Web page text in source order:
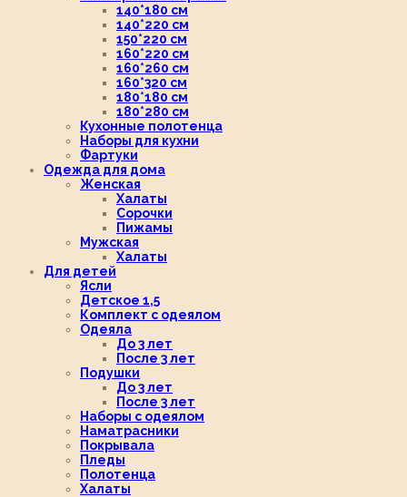
140*180 см
140*220 см
150*220 см
160*220 см
160*260 см
160*320 см
180*180 см
180*280 см
Кухонные полотенца
Наборы для кухни
Фартуки
Одежда для дома
Женская
Халаты
Сорочки
Пижамы
Мужская
Халаты
Для детей
Ясли
Детское 1,5
Комплект с одеялом
Одеяла
До 3 лет
После 3 лет
Подушки
До 3 лет
После 3 лет
Наборы с одеялом
Наматрасники
Покрывала
Пледы
Полотенца
Халаты